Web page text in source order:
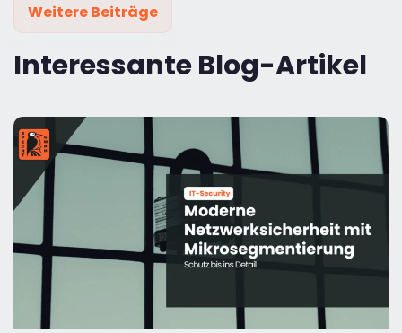
Weitere Beiträge
Interessante Blog-Artikel